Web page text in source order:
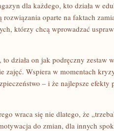
dla każdego, kto działa w
oparte na faktach
którzy chcą wprowadzać
działa on jak podręczny zestaw
zajęć. Wspiera w momentach
– i że najlepsze efekty
wraca się nie dlatego, że
do zmian, dla innych